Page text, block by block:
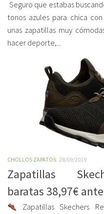
Seguro que estabas
tonos azules para chica
unas zapatillas muy
hacer deporte,...
CHOLLOS ZAPATOS 28/09/2019
Zapatillas
baratas 38,97€
Zapatillas Skechers